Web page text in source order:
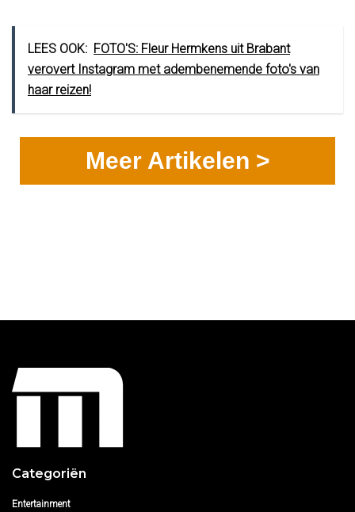
LEES OOK: FOTO'S: Fleur Hermkens uit Brabant
verovert Instagram met adembenemende foto's van
haar reizen!
Meer Artikelen >
Categoriën
Entertainment